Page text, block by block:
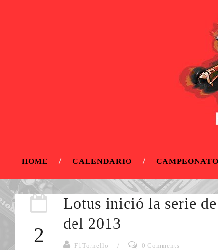
HOME CALENDARIO
2
Lotus inició la serie
del 2013
F1Tornello / 0 Comments